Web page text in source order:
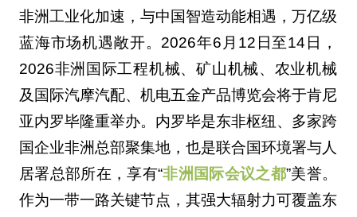
非洲工业化加速，与中国智造动能相遇，万亿级
蓝海市场机遇敞开。2026年6月12日至14日，
2026非洲国际工程机械、矿山机械、农业机械
及国际汽摩汽配、机电五金产品博览会将于肯尼
亚内罗毕隆重举办。内罗毕是东非枢纽、多家跨
国企业非洲总部聚集地，也是联合国环境署与人
居署总部所在，享有“非洲国际会议之都”美誉。
作为一带一路关键节点，其强大辐射力可覆盖东